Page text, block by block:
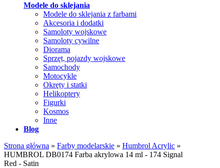
Modele do sklejania
Modele do sklejania z farbami
Akcesoria i dodatki
Samoloty wojskowe
Samoloty cywilne
Diorama
Sprzęt, pojazdy wojskowe
Samochody
Motocykle
Okręty i statki
Helikoptery
Figurki
Kosmos
Inne
Blog
Strona główna » Farby modelarskie » Humbrol Acrylic »
HUMBROL DB0174 Farba akrylowa 14 ml - 174 Signal
Red - Satin